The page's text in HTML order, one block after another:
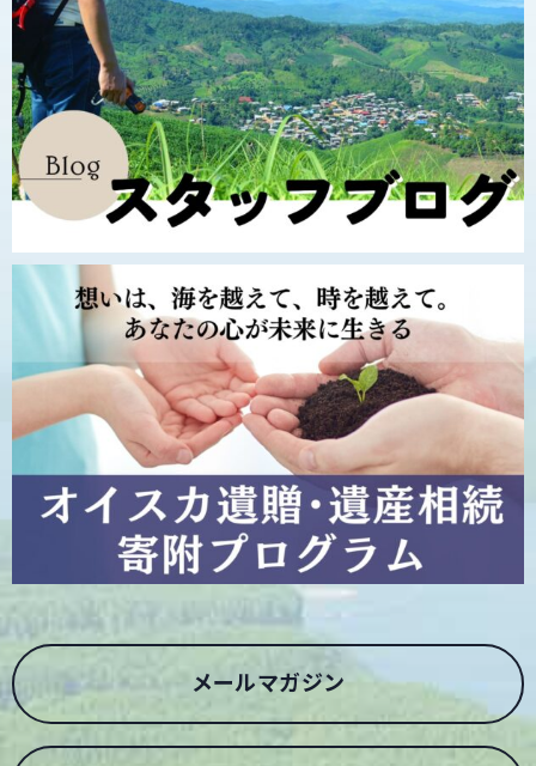
メールマガジン